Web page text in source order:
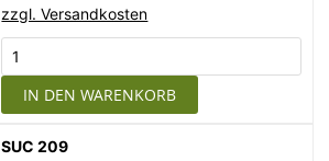
zzgl. Versandkosten
IN DEN WARENKORB
SUC 209